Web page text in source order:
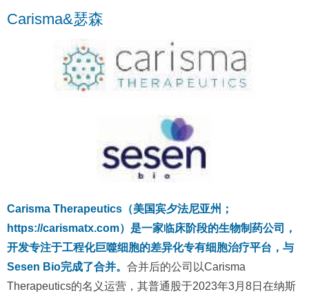
Carisma&瑟森
Carisma Therapeutics（美国宾夕法尼亚州；
https://carismatx.com）是一家临床阶段的生物制药公司，
开发专注于工程化巨噬细胞的差异化专有细胞治疗平台，与
Sesen Bio完成了合并。 合并后的公司以Carisma
Therapeutics的名义运营，其普通股于2023年3月8日在纳斯